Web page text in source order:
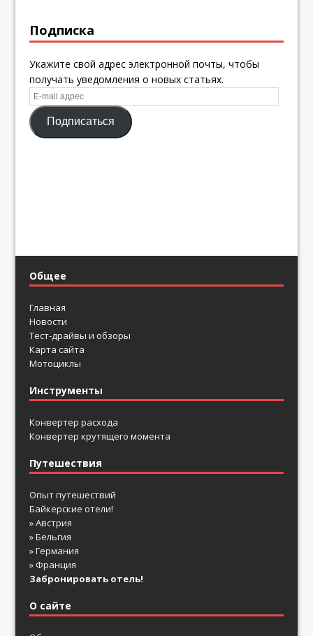
Подписка
Укажите свой адрес электронной почты, чтобы
получать уведомления о новых статьях.
E-
mail
адресПодписаться
Общее
Главная
Новости
Тест-драйвы и обзоры
Карта сайта
Мотоциклы
Инструменты
Конвертер расхода
Конвертер крутящего момента
Путешествия
Опыт путешествий
Байкерские отели!
» Австрия
» Бельгия
» Германия
» Франция
Забронировать отель!
О сайте